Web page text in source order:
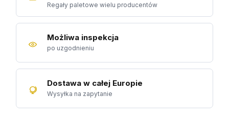
Regały paletowe wielu producentów
Możliwa inspekcja
po uzgodnieniu
Dostawa w całej Europie
Wysyłka na zapytanie